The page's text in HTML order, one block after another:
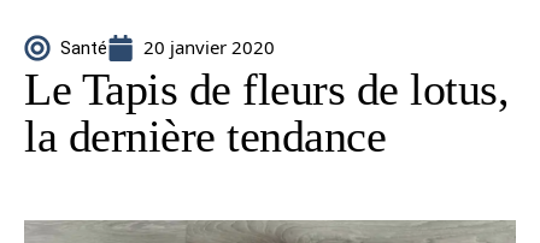
Santé 20 janvier 2020
Le Tapis de fleurs de lotus,
la dernière tendance